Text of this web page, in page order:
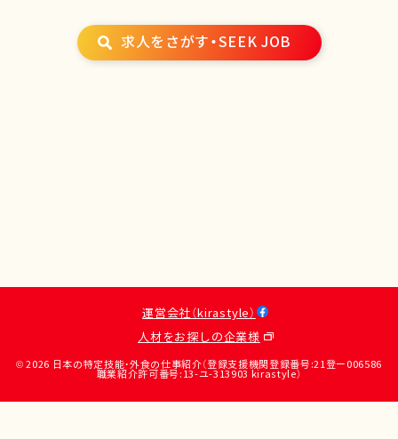
求人をさがす・SEEK JOB
運営会社（kirastyle）
人材をお探しの企業様
© 2026 日本の特定技能・外食の仕事紹介（登録支援機関登録番号:21登ー006586
職業紹介許可番号:13-ユ-313903 kirastyle）